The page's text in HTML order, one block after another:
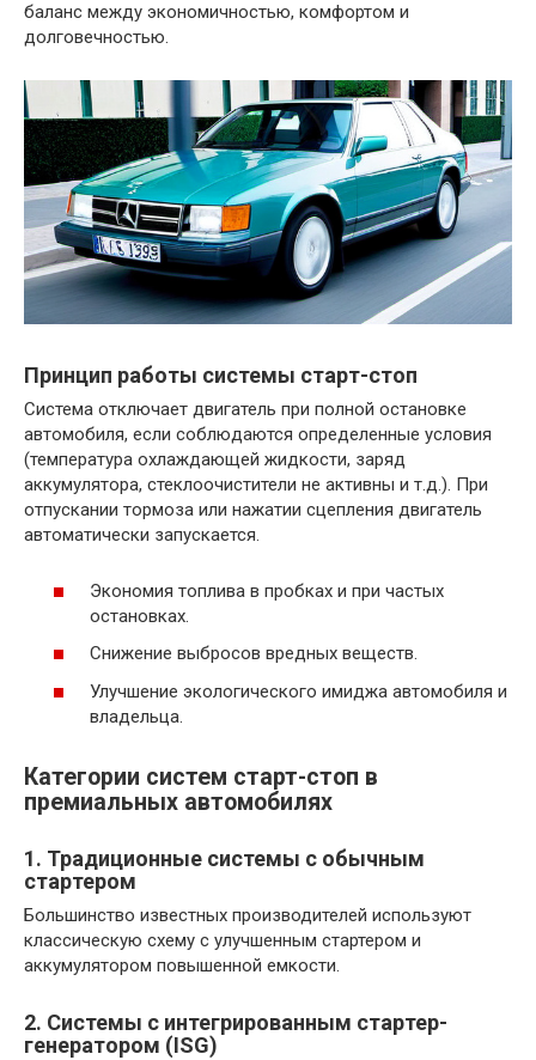
баланс между экономичностью, комфортом и
долговечностью.
Принцип работы системы старт-стоп
Система отключает двигатель при полной остановке
автомобиля, если соблюдаются определенные условия
(температура охлаждающей жидкости, заряд
аккумулятора, стеклоочистители не активны и т.д.). При
отпускании тормоза или нажатии сцепления двигатель
автоматически запускается.
Экономия топлива в пробках и при частых
остановках.
Снижение выбросов вредных веществ.
Улучшение экологического имиджа автомобиля и
владельца.
Категории систем старт-стоп в
премиальных автомобилях
1. Традиционные системы с обычным
стартером
Большинство известных производителей используют
классическую схему с улучшенным стартером и
аккумулятором повышенной емкости.
2. Системы с интегрированным стартер-
генератором (ISG)